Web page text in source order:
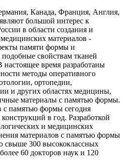
Канада, Франция, Англия,
большой интерес к
в области создания и
материалов -
памяти формы и
свойствам тканей
настоящее время разработаны
методы оперативного
ортопедии,
и других областях медицины,
материалы с памятью формы.
с памятью формы сегодня
в год. Разработкой
и медицинских
материалов с памятью формы
свыше 300 высококлассных
60 докторов наук и 120